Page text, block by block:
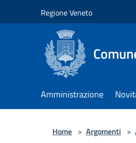
Regione Veneto
Amministrazione
Home > Argomenti >